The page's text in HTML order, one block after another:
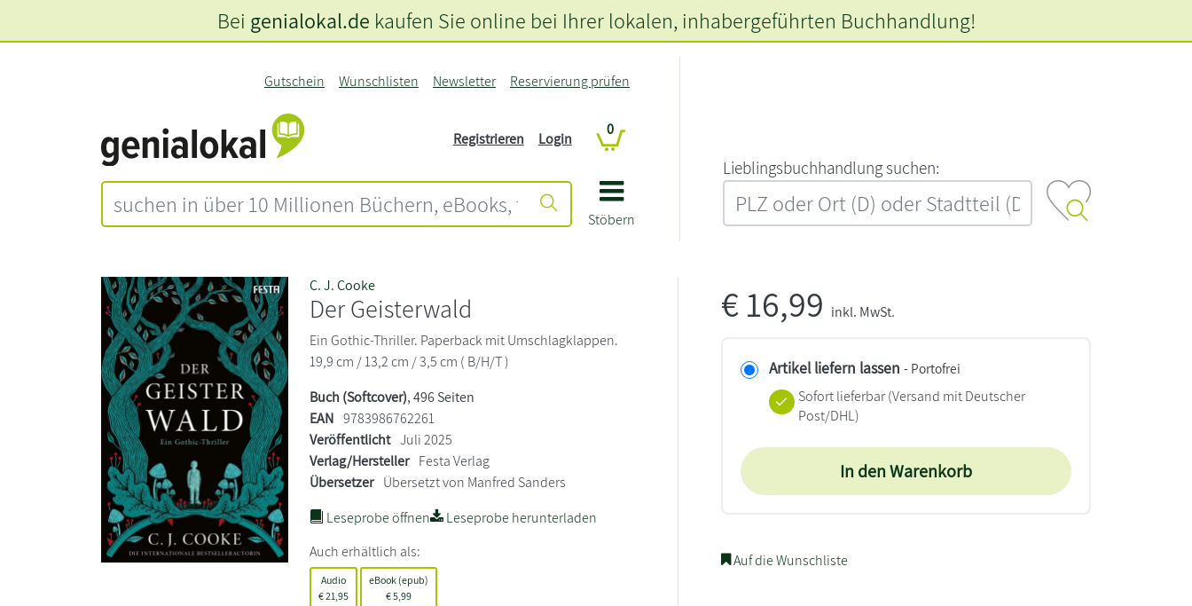
Stöbern
Gutschein Wunschlisten Newsletter Reservierung prüfen
Registrieren Login
0
L‍i‍e‍b‍l‍i‍n‍g‍s‍b‍u‍c‍h‍h‍a‍n‍d‍l‍u‍n‍g‍ ‍s‍u‍c‍h‍e‍n‍:‍
Bei genialokal.de kaufen Sie online bei Ihrer lokalen, inhabergeführten Buchhandlung!
C. J. Cooke
Der Geisterwald
Ein Gothic-Thriller. Paperback mit Umschlagklappen.
19,9 cm / 13,2 cm / 3,5 cm ( B/H/T )
Buch (Softcover), 496 Seiten
EAN 9783986762261
Veröffentlicht Juli 2025
Verlag/Hersteller Festa Verlag
Übersetzer Übersetzt von Manfred Sanders
Leseprobe öffnen
Leseprobe herunterladen
Auch erhältlich als:
Audio
€21,95
eBook (epub)
€5,99
€16,99 inkl. MwSt.
Artikel liefern lassen - Portofrei
Sofort lieferbar(Versand mit Deutscher
Post/DHL)
In den Warenkorb
Auf die Wunschliste